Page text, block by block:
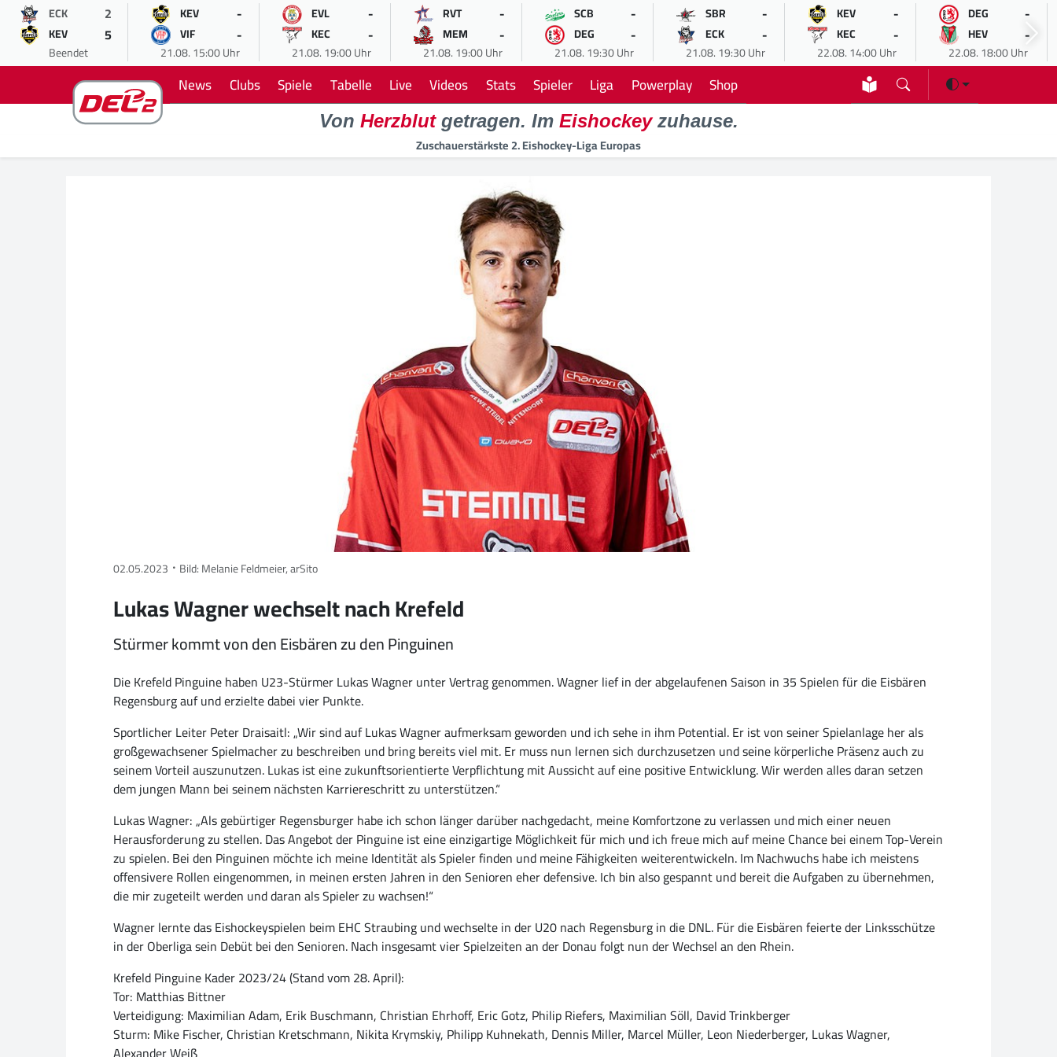
ECK 2
KEV 5
Beendet
KEV -
VIF -
21.08. 15:00 Uhr
EVL -
KEC -
21.08. 19:00 Uhr
RVT -
MEM -
21.08. 19:00 Uhr
SCB -
DEG -
21.08. 19:30 Uhr
SBR -
ECK -
21.08. 19:30 Uhr
KEV -
KEC -
22.08. 14:00 Uhr
DEG -
HEV -
22.08. 18:00 Uhr
News Clubs Spiele Tabelle Live Videos Stats Spieler Liga Powerplay Shop
Von Herzblutgetragen. Im Eishockeyzuhause.
Zuschauerstärkste 2. Eishockey-Liga Europas
02.05.2023 Bild: Melanie Feldmeier, arSito
Lukas Wagner wechselt nach Krefeld
Stürmer kommt von den Eisbären zu den Pinguinen
Die Krefeld Pinguine haben U23-Stürmer Lukas Wagner unter Vertrag genommen. Wagner lief in der abgelaufenen Saison in 35 Spielen für die Eisbären
Regensburg auf und erzielte dabei vier Punkte.
Sportlicher Leiter Peter Draisaitl: „Wir sind auf Lukas Wagner aufmerksam geworden und ich sehe in ihm Potential. Er ist von seiner Spielanlage her als
großgewachsener Spielmacher zu beschreiben und bring bereits viel mit. Er muss nun lernen sich durchzusetzen und seine körperliche Präsenz auch zu
seinem Vorteil auszunutzen. Lukas ist eine zukunftsorientierte Verpflichtung mit Aussicht auf eine positive Entwicklung. Wir werden alles daran setzen
dem jungen Mann bei seinem nächsten Karriereschritt zu unterstützen.“
Lukas Wagner: „Als gebürtiger Regensburger habe ich schon länger darüber nachgedacht, meine Komfortzone zu verlassen und mich einer neuen
Herausforderung zu stellen. Das Angebot der Pinguine ist eine einzigartige Möglichkeit für mich und ich freue mich auf meine Chance bei einem Top-Verein
zu spielen. Bei den Pinguinen möchte ich meine Identität als Spieler finden und meine Fähigkeiten weiterentwickeln. Im Nachwuchs habe ich meistens
offensivere Rollen eingenommen, in meinen ersten Jahren in den Senioren eher defensive. Ich bin also gespannt und bereit die Aufgaben zu übernehmen,
die mir zugeteilt werden und daran als Spieler zu wachsen!“
Wagner lernte das Eishockeyspielen beim EHC Straubing und wechselte in der U20 nach Regensburg in die DNL. Für die Eisbären feierte der Linksschütze
in der Oberliga sein Debüt bei den Senioren. Nach insgesamt vier Spielzeiten an der Donau folgt nun der Wechsel an den Rhein.
Krefeld Pinguine Kader 2023/24 (Stand vom 28. April):
Tor: Matthias Bittner
Verteidigung: Maximilian Adam, Erik Buschmann, Christian Ehrhoff, Eric Gotz, Philip Riefers, Maximilian Söll, David Trinkberger
Sturm: Mike Fischer, Christian Kretschmann, Nikita Krymskiy, Philipp Kuhnekath, Dennis Miller, Marcel Müller, Leon Niederberger, Lukas Wagner,